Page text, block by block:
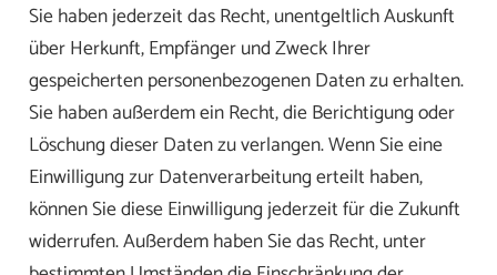
Sie haben jederzeit das Recht, unentgeltlich Auskunft
über Herkunft, Empfänger und Zweck Ihrer
gespeicherten personenbezogenen Daten zu erhalten.
Sie haben außerdem ein Recht, die Berichtigung oder
Löschung dieser Daten zu verlangen. Wenn Sie eine
Einwilligung zur Datenverarbeitung erteilt haben,
können Sie diese Einwilligung jederzeit für die Zukunft
widerrufen. Außerdem haben Sie das Recht, unter